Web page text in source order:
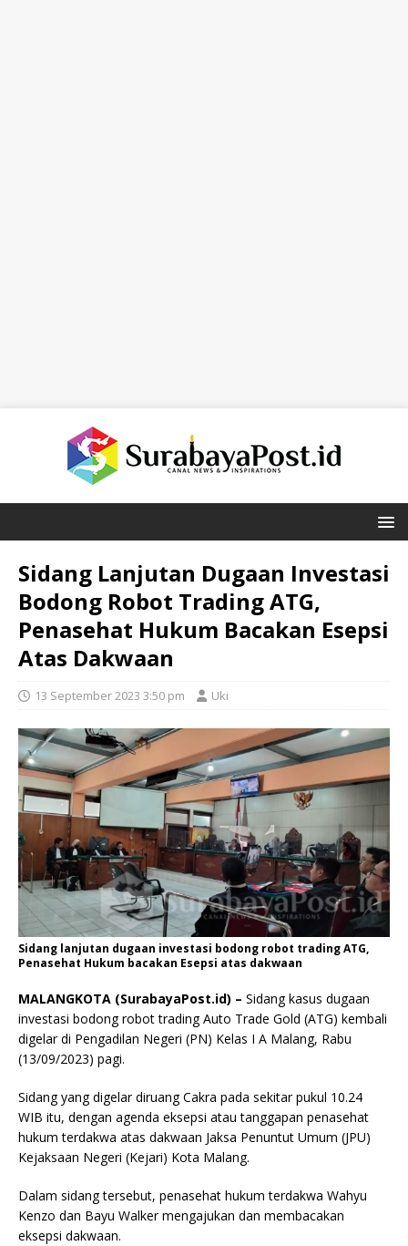
Sidang Lanjutan Dugaan Investasi
Bodong Robot Trading ATG,
Penasehat Hukum Bacakan Esepsi
Atas Dakwaan
13 September 2023 3:50 pm Uki
Sidang lanjutan dugaan investasi bodong robot trading ATG,
Penasehat Hukum bacakan Esepsi atas dakwaan
MALANGKOTA (SurabayaPost.id) – Sidang kasus dugaan
investasi bodong robot trading Auto Trade Gold (ATG) kembali
digelar di Pengadilan Negeri (PN) Kelas I A Malang, Rabu
(13/09/2023) pagi.
Sidang yang digelar diruang Cakra pada sekitar pukul 10.24
WIB itu, dengan agenda eksepsi atau tanggapan penasehat
hukum terdakwa atas dakwaan Jaksa Penuntut Umum (JPU)
Kejaksaan Negeri (Kejari) Kota Malang.
Dalam sidang tersebut, penasehat hukum terdakwa Wahyu
Kenzo dan Bayu Walker mengajukan dan membacakan
eksepsi dakwaan.